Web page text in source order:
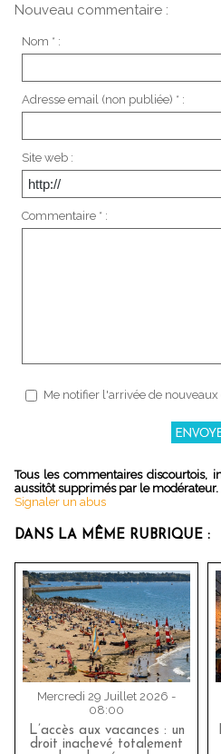
Nouveau commentaire :
Nom * :
Adresse email (non publiée) * :
Site web :
Commentaire * :
Me notifier l'arrivée de
Tous les commentaires discourtois,
aussitôt supprimés par le modérateur.
Signaler un abus
DANS LA MÊME RUBRIQUE :
Mercredi 29 Juillet 2026 -
08:00
L’accès aux vacances : un
droit inachevé totalement